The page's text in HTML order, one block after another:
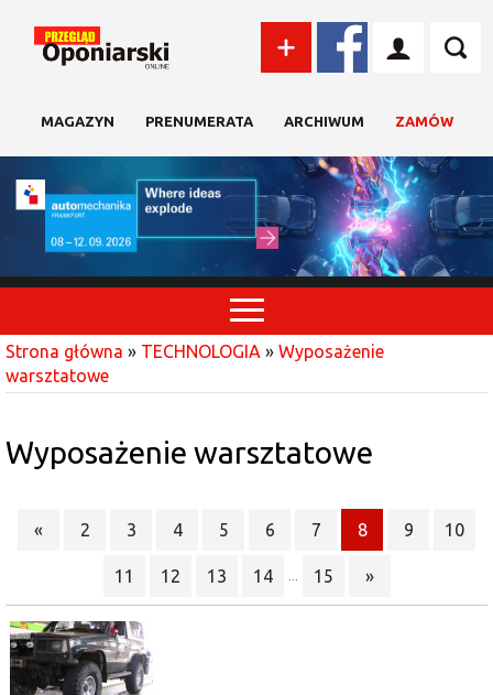
MAGAZYN PRENUMERATA ARCHIWUM ZAMÓW
Strona główna » TECHNOLOGIA » Wyposażenie
warsztatowe
Wyposażenie warsztatowe
« 2 3 4 5 6 7 8 9 10
11 12 13 14 15 »